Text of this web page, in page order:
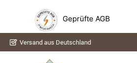
Zur Hauptnavigation
Geprüfte AGB
Versand aus Deutschland